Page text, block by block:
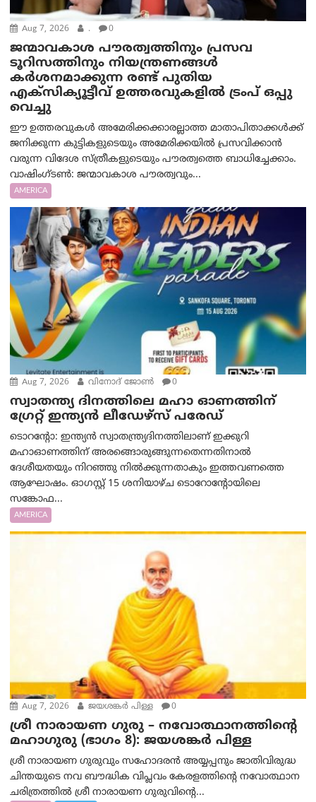
Aug 7, 2026 . 0
ജന്മാവകാശ പൗരത്വത്തിനും പ്രസവ
ടൂറിസത്തിനും നിയന്ത്രണങ്ങൾ
കർശനമാക്കുന്ന രണ്ട് പുതിയ
എക്സിക്യൂട്ടീവ് ഉത്തരവുകളിൽ ട്രംപ് ഒപ്പു
വെച്ചു
ഈ ഉത്തരവുകൾ അമേരിക്കക്കാരല്ലാത്ത മാതാപിതാക്കൾക്ക്
ജനിക്കുന്ന കുട്ടികളുടെയും അമേരിക്കയിൽ പ്രസവിക്കാൻ
വരുന്ന വിദേശ സ്ത്രീകളുടെയും പൗരത്വത്തെ ബാധിച്ചേക്കാം.
വാഷിംഗ്ടണ്‍: ജന്മാവകാശ പൗരത്വവും...
AMERICA
Aug 7, 2026 വിനോദ് ജോൺ 0
സ്വാതന്ത്യ ദിനത്തിലെ മഹാ ഓണത്തിന്
ഗ്രേറ്റ് ഇന്ത്യൻ ലീഡേഴ്സ് പരേഡ്
ടൊറന്റോ: ഇന്ത്യൻ സ്വാതന്ത്ര്യദിനത്തിലാണ് ഇക്കുറി
മഹാഓണത്തിന് അരങ്ങൊരുങ്ങുന്നതെന്നതിനാൽ
ദേശീയതയും നിറഞ്ഞു നിൽക്കുന്നതാകും ഇത്തവണത്തെ
ആഘോഷം. ഓഗസ്റ്റ് 15 ശനിയാഴ്ച ടൊറോന്റോയിലെ
സങ്കോഫ...
AMERICA
Aug 7, 2026 ജയശങ്കര്‍ പിള്ള 0
ശ്രീ നാരായണ ഗുരു – നവോത്ഥാനത്തിന്റെ
മഹാഗുരു (ഭാഗം 8): ജയശങ്കര്‍ പിള്ള
ശ്രീ നാരായണ ഗുരുവും സഹോദരൻ അയ്യപ്പനും ജാതിവിരുദ്ധ
ചിന്തയുടെ നവ ബൗദ്ധിക വിപ്ലവം കേരളത്തിന്റെ നവോത്ഥാന
ചരിത്രത്തിൽ ശ്രീ നാരായണ ഗുരുവിന്റെ...